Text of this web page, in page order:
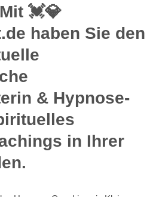
💓️💎
haben Sie den
& Hypnose-
in Ihrer